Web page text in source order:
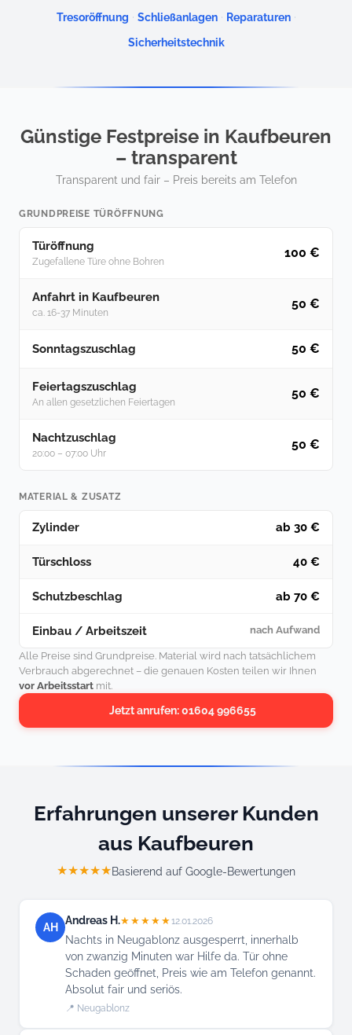
Tresoröffnung · Schließanlagen · Reparaturen ·
Sicherheitstechnik
Günstige Festpreise in Kaufbeuren
– transparent
Transparent und fair – Preis bereits am Telefon
GRUNDPREISE TÜRÖFFNUNG
Türöffnung
Zugefallene Türe ohne Bohren
100 €
Anfahrt in Kaufbeuren
ca. 16-37 Minuten
50 €
Sonntagszuschlag 50 €
Feiertagszuschlag
An allen gesetzlichen Feiertagen
50 €
Nachtzuschlag
20:00 – 07:00 Uhr
50 €
MATERIAL & ZUSATZ
Zylinder ab 30 €
Türschloss 40 €
Schutzbeschlag ab 70 €
Einbau / Arbeitszeit nach Aufwand
Alle Preise sind Grundpreise. Material wird nach tatsächlichem
Verbrauch abgerechnet – die genauen Kosten teilen wir Ihnen
vor Arbeitsstart mit.
Jetzt anrufen: 01604 996655
Erfahrungen unserer Kunden
aus Kaufbeuren
★★★★★Basierend auf Google-Bewertungen
AH
Andreas H.★★★★★12.01.2026
Nachts in Neugablonz ausgesperrt, innerhalb
von zwanzig Minuten war Hilfe da. Tür ohne
Schaden geöffnet, Preis wie am Telefon genannt.
Absolut fair und seriös.
📍 Neugablonz